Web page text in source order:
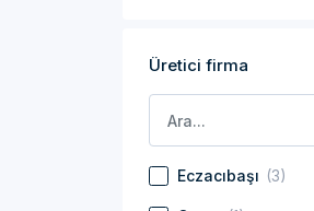
Üretici firma
Eczacıbaşı (3)